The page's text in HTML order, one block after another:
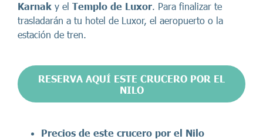
Karnak y el Templo de Luxor. Para finalizar te
trasladarán a tu hotel de Luxor, el aeropuerto o la
estación de tren.
RESERVA AQUÍ ESTE CRUCERO POR EL
NILO
Precios de este crucero por el Nilo